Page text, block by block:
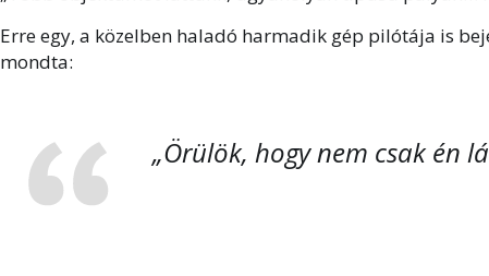
Erre egy, a közelben haladó harmadik gép pilótája is
mondta:
„Örülök, hogy nem csak én